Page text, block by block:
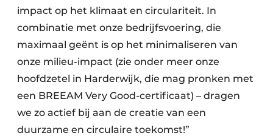
impact op het klimaat en circulariteit. In
combinatie met onze bedrijfsvoering, die
maximaal geënt is op het minimaliseren van
onze milieu-impact (zie onder meer onze
hoofdzetel in Harderwijk, die mag pronken met
een BREEAM Very Good-certificaat) – dragen
we zo actief bij aan de creatie van een
duurzame en circulaire toekomst!”